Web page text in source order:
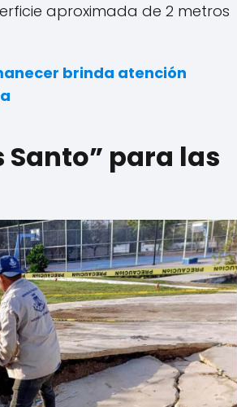
aproximada de 2 metros
brinda atención
Santo” para las